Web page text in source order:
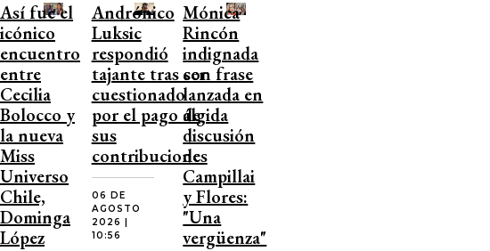
Así fue el
icónico
encuentro
entre
Cecilia
Bolocco y
la nueva
Miss
Universo
Chile,
Dominga
López
Andrónico
Luksic
respondió
tajante tras ser
cuestionado
por el pago de
sus
contribuciones
06 DE
AGOSTO
2026 |
10:56
Mónica
Rincón
indignada
con frase
lanzada en
álgida
discusión
de
Campillai
y Flores:
"Una
vergüenza"